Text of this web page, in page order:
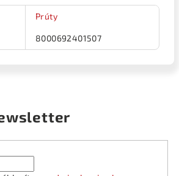
Prúty
8000692401507